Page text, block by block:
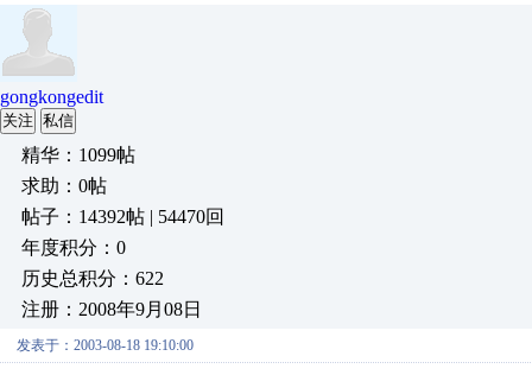
gongkongedit
关注 私信
精华：1099帖
求助：0帖
帖子：14392帖 | 54470回
年度积分：0
历史总积分：622
注册：2008年9月08日
发表于：2003-08-18 19:10:00